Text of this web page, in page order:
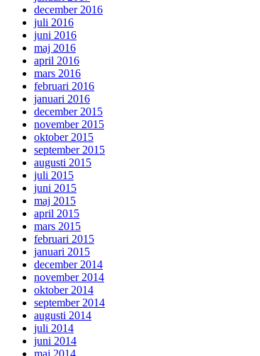
december 2016
juli 2016
juni 2016
maj 2016
april 2016
mars 2016
februari 2016
januari 2016
december 2015
november 2015
oktober 2015
september 2015
augusti 2015
juli 2015
juni 2015
maj 2015
april 2015
mars 2015
februari 2015
januari 2015
december 2014
november 2014
oktober 2014
september 2014
augusti 2014
juli 2014
juni 2014